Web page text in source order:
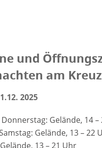
und
am
2025
Gelände, 14 –
Gelände, 13 – 22
13 – 21 Uhr